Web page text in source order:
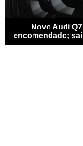
Novo Audi
encomendado;